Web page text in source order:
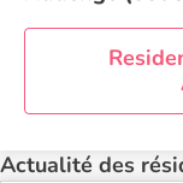
Actualité des